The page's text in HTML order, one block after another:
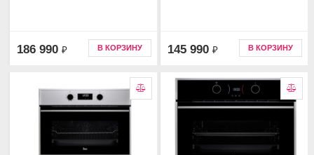
186 990 ₽ В КОРЗИНУ 145 990 ₽ В КОРЗИНУ